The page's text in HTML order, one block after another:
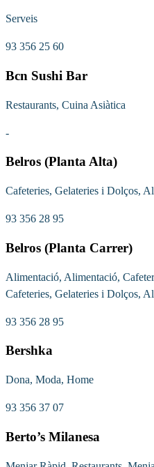
Serveis
93 356 25 60
Bcn Sushi Bar
Restaurants, Cuina Asiàtica
-
Belros (Planta Alta)
Cafeteries, Gelateries i Dolços,
93 356 28 95
Belros (Planta Carrer)
Alimentació, Alimentació,
Cafeteries, Gelateries i Dolços,
93 356 28 95
Bershka
Dona, Moda, Home
93 356 37 07
Berto’s Milanesa